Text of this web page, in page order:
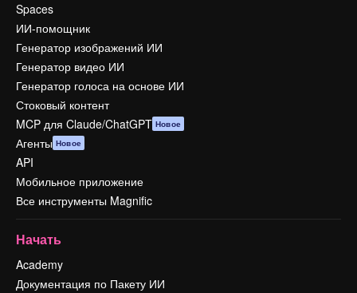
Spaces
ИИ-помощник
Генератор изображений ИИ
Генератор видео ИИ
Генератор голоса на основе ИИ
Стоковый контент
MCP для Claude/ChatGPT Новое
Агенты Новое
API
Мобильное приложение
Все инструменты Magnific
Начать
Academy
Документация по Пакету ИИ